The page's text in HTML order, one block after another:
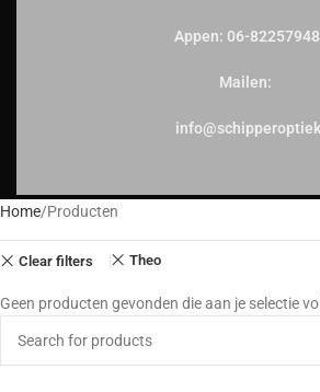
Appen: 06-82257948
Mailen:
Home Producten
Clear filters Theo
Geen producten gevonden die aan je selectie